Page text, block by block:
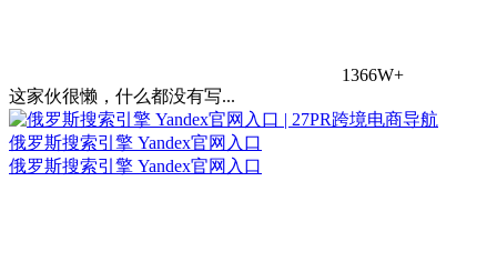
1366W+
这家伙很懒，什么都没有写...
俄罗斯搜索引擎 Yandex官网入口
俄罗斯搜索引擎 Yandex官网入口